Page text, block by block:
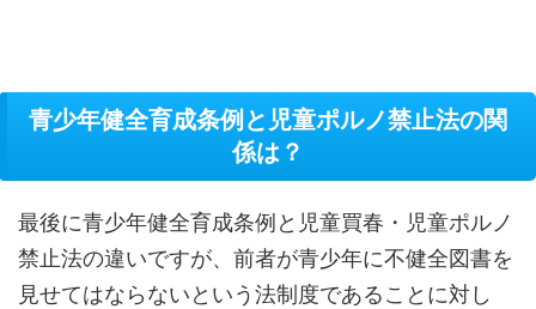
青少年健全育成条例と児童ポルノ禁止法の関
係は？
最後に青少年健全育成条例と児童買春・児童ポルノ
禁止法の違いですが、前者が青少年に不健全図書を
見せてはならないという法制度であることに対し